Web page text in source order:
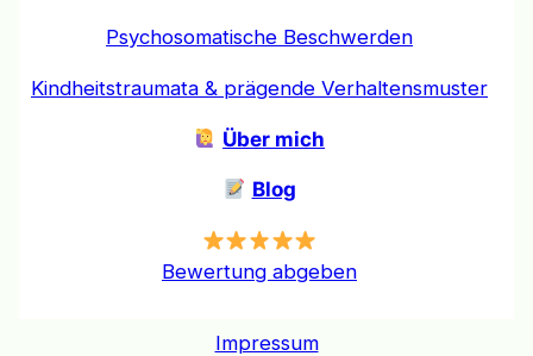
Psychosomatische Beschwerden
Kindheitstraumata & prägende Verhaltensmuster
Über mich
Blog
Bewertung abgeben
Impressum